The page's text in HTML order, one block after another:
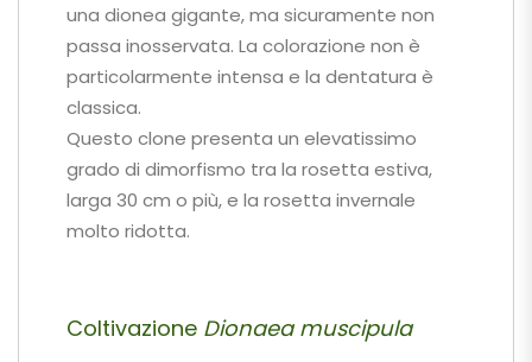
una dionea gigante, ma sicuramente non
passa inosservata. La colorazione non è
particolarmente intensa e la dentatura è
classica.
Questo clone presenta un elevatissimo
grado di dimorfismo tra la rosetta estiva,
larga 30 cm o più, e la rosetta invernale
molto ridotta.
Coltivazione Dionaea muscipula